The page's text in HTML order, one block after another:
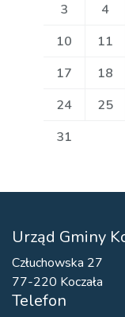
3
4
10
11
17
18
24
25
31
Urząd Gminy
Człuchowska 27
77-220 Koczała
Telefon